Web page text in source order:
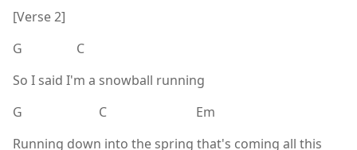
[Verse 2]
G C
So I said I'm a snowball running
G C Em
Running down into the spring that's coming all this